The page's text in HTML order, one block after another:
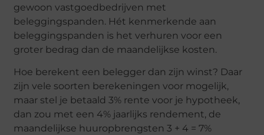
gewoon vastgoedbedrijven met
beleggingspanden. Hét kenmerkende aan
beleggingspanden is het verhuren voor een
groter bedrag dan de maandelijkse kosten.
Hoe berekent een belegger dan zijn winst? Daar
zijn vele soorten berekeningen voor mogelijk,
maar stel je betaald 3% rente voor je hypotheek,
dan zou met een 4% jaarlijks rendement, de
maandelijkse huuropbrengsten 3 + 4 = 7%